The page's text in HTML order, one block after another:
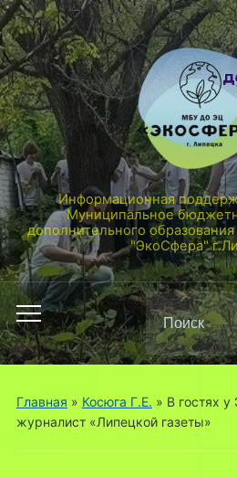
Информационная
Муниципальное
дополнительного
"ЭкоСфера"
Переключить
мобильное
меню
Поиск
по:
Главная » Косюга Г.Е. » В гостях
журналист «Липецкой газеты»